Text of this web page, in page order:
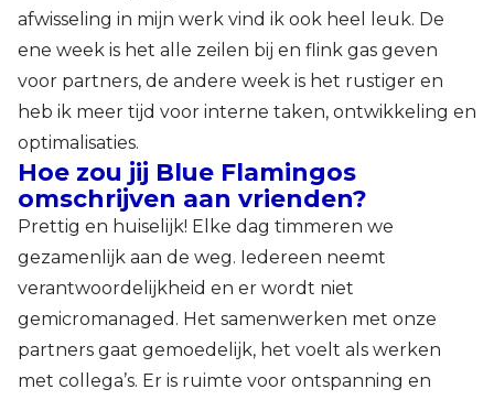
afwisseling in mijn werk vind ik ook heel leuk. De
ene week is het alle zeilen bij en flink gas geven
voor partners, de andere week is het rustiger en
heb ik meer tijd voor interne taken, ontwikkeling en
optimalisaties.
Hoe zou jij Blue Flamingos
omschrijven aan vrienden?
Prettig en huiselijk! Elke dag timmeren we
gezamenlijk aan de weg. Iedereen neemt
verantwoordelijkheid en er wordt niet
gemicromanaged. Het samenwerken met onze
partners gaat gemoedelijk, het voelt als werken
met collega’s. Er is ruimte voor ontspanning en